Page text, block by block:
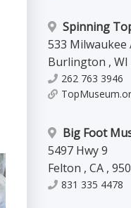
Spinning
533 Milwaukee
Burlington , WI
262 763 3946
Big Foot
5497 Hwy 9
Felton , CA ,
831 335 4478